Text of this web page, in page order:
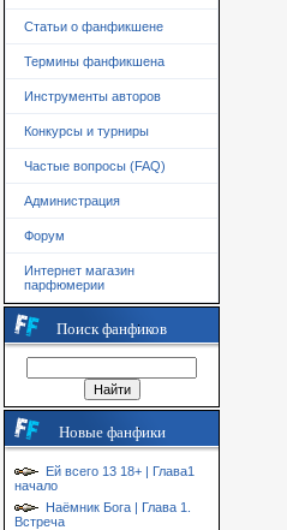
Статьи о фанфикшене
Термины фанфикшена
Инструменты авторов
Конкурсы и турниры
Частые вопросы (FAQ)
Администрация
Форум
Интернет магазин
парфюмерии
Поиск фанфиков
Новые фанфики
Ей всего 13 18+ | Глава1
начало
Наёмник Бога | Глава 1.
Встреча